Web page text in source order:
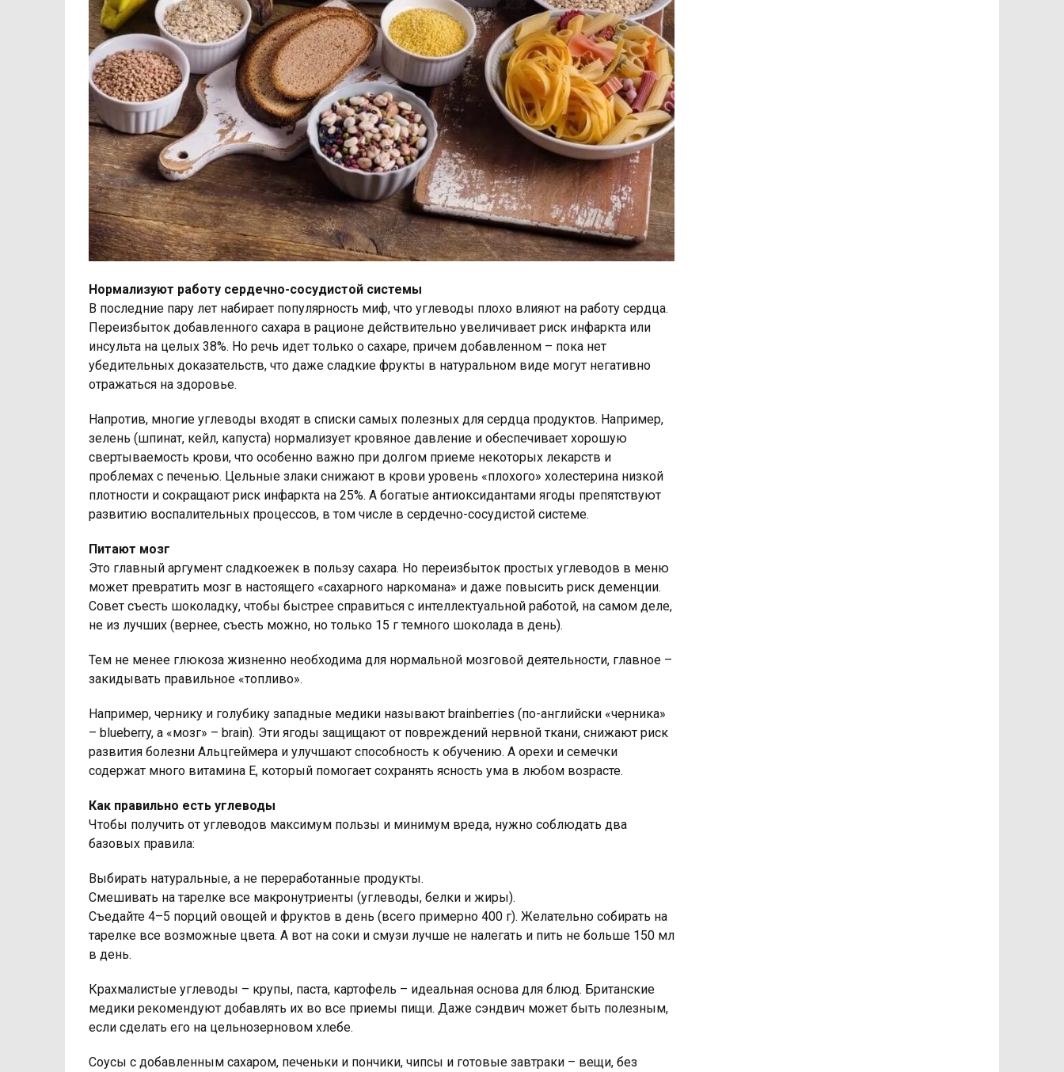
Нормализуют работу сердечно-сосудистой системы
В последние пару лет набирает популярность миф, что углеводы плохо влияют на работу сердца.
Переизбыток добавленного сахара в рационе действительно увеличивает риск инфаркта или
инсульта на целых 38%. Но речь идет только о сахаре, причем добавленном – пока нет
убедительных доказательств, что даже сладкие фрукты в натуральном виде могут негативно
отражаться на здоровье.
Напротив, многие углеводы входят в списки самых полезных для сердца продуктов. Например,
зелень (шпинат, кейл, капуста) нормализует кровяное давление и обеспечивает хорошую
свертываемость крови, что особенно важно при долгом приеме некоторых лекарств и
проблемах с печенью. Цельные злаки снижают в крови уровень «плохого» холестерина низкой
плотности и сокращают риск инфаркта на 25%. А богатые антиоксидантами ягоды препятствуют
развитию воспалительных процессов, в том числе в сердечно-сосудистой системе.
Питают мозг
Это главный аргумент сладкоежек в пользу сахара. Но переизбыток простых углеводов в меню
может превратить мозг в настоящего «сахарного наркомана» и даже повысить риск деменции.
Совет съесть шоколадку, чтобы быстрее справиться с интеллектуальной работой, на самом деле,
не из лучших (вернее, съесть можно, но только 15 г темного шоколада в день).
Тем не менее глюкоза жизненно необходима для нормальной мозговой деятельности, главное –
закидывать правильное «топливо».
Например, чернику и голубику западные медики называют brainberries (по-английски «черника»
– blueberry, а «мозг» – brain). Эти ягоды защищают от повреждений нервной ткани, снижают риск
развития болезни Альцгеймера и улучшают способность к обучению. А орехи и семечки
содержат много витамина Е, который помогает сохранять ясность ума в любом возрасте.
Как правильно есть углеводы
Чтобы получить от углеводов максимум пользы и минимум вреда, нужно соблюдать два
базовых правила:
Выбирать натуральные, а не переработанные продукты.
Смешивать на тарелке все макронутриенты (углеводы, белки и жиры).
Съедайте 4–5 порций овощей и фруктов в день (всего примерно 400 г). Желательно собирать на
тарелке все возможные цвета. А вот на соки и смузи лучше не налегать и пить не больше 150 мл
в день.
Крахмалистые углеводы – крупы, паста, картофель – идеальная основа для блюд. Британские
медики рекомендуют добавлять их во все приемы пищи. Даже сэндвич может быть полезным,
если сделать его на цельнозерновом хлебе.
Соусы с добавленным сахаром, печеньки и пончики, чипсы и готовые завтраки – вещи, без